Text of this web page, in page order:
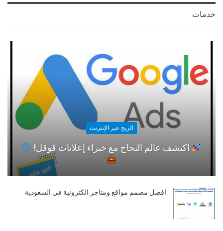
خدمات
الربح عبر الإنترنت
اكتشف عالم النجاح مع خبراء إعلانات قوقل!
افضل مصمم مواقع ومتاجر الكترونية في السعودية